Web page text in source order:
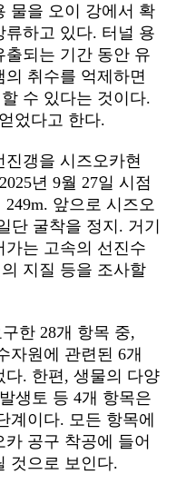
물을 오이 강에서 확
하고 있다. 터널 용
되는 기간 동안 유
취수를 억제하면
수 있다는 것이다.
었다고 한다.
갱을 시즈오카현
년 9월 27일 시점
앞으로 시즈오
단 굴착을 정지. 거기
는 고속의 선진수
지질 등을 조사할
한 28개 항목 중,
자원에 관련된 6개
다. 한편, 생물의 다양
생토 등 4개 항목은
계이다. 모든 항목에
공구 착공에 들어
것으로 보인다.